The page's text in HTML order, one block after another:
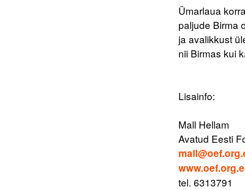
Ümarlaua
paljude Birma
ja avalikkust
nii Birmas kui
Lisainfo:
Mall Hellam
Avatud Eesti
tel. 6313791